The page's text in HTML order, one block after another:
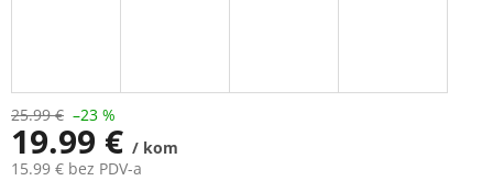
25.99 € –23 %
19.99 € / kom
15.99 € bez PDV-a